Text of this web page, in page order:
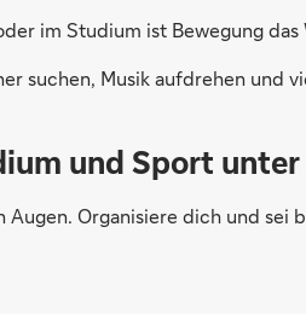
im Studium ist Bewegung das
suchen, Musik aufdrehen und
und Sport
Organisiere dich und sei